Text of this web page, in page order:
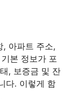
, 아파트 주소,
본 정보가 포
, 보증금 및 잔
다. 이렇게 함